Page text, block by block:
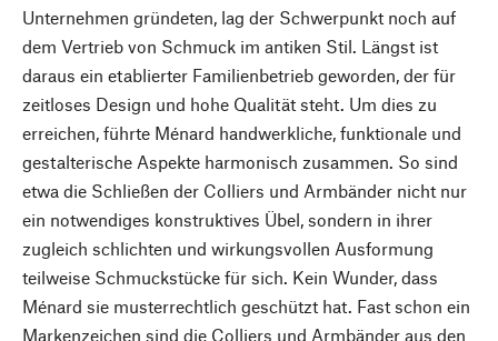
Unternehmen gründeten, lag der Schwerpunkt noch auf
dem Vertrieb von Schmuck im antiken Stil. Längst ist
daraus ein etablierter Familienbetrieb geworden, der für
zeitloses Design und hohe Qualität steht. Um dies zu
erreichen, führte Ménard handwerkliche, funktionale und
gestalterische Aspekte harmonisch zusammen. So sind
etwa die Schließen der Colliers und Armbänder nicht nur
ein notwendiges konstruktives Übel, sondern in ihrer
zugleich schlichten und wirkungsvollen Ausformung
teilweise Schmuckstücke für sich. Kein Wunder, dass
Ménard sie musterrechtlich geschützt hat. Fast schon ein
Markenzeichen sind die Colliers und Armbänder aus den